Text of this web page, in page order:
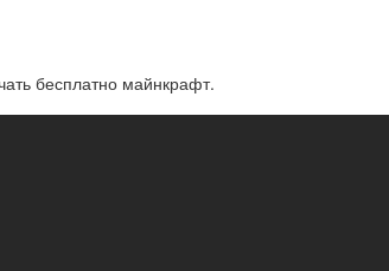
бесплатно майнкрафт.